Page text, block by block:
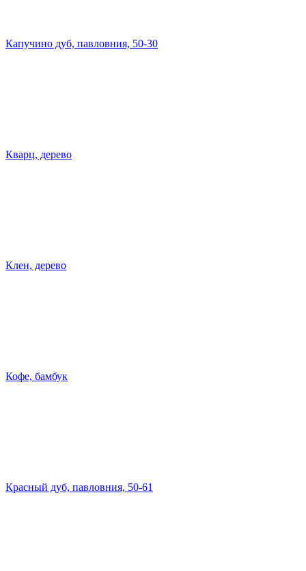
Капучино дуб, павловния, 50-30
Кварц, дерево
Клен, дерево
Кофе, бамбук
Красный дуб, павловния, 50-61